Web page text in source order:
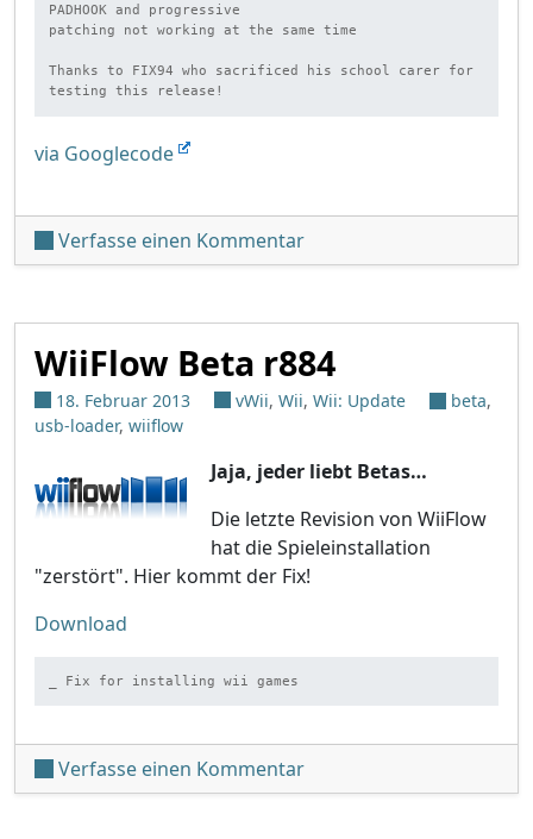
PADHOOK and progressive
patching not working at the same time
Thanks to FIX94 who sacrificed his school carer for
testing this release!
via Googlecode
Verfasse einen Kommentarunter 'DIOS-MIOS &
WiiFlow Beta r884
18. Februar 2013 vWii, Wii, Wii: Update beta,
usb-loader, wiiflow
Jaja, jeder liebt Betas…
Die letzte Revision von WiiFlow
hat die Spieleinstallation
"zerstört". Hier kommt der Fix!
Download
_ Fix for installing wii games
Verfasse einen Kommentarunter 'WiiFlow Beta r884'